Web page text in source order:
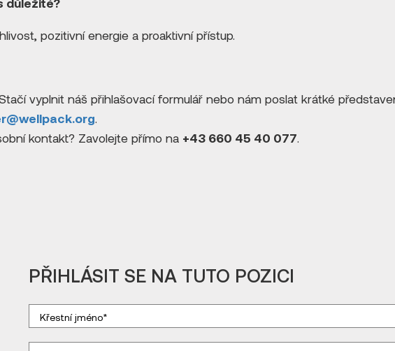
důležité?
pozitivní energie a proaktivní přístup.
vyplnit náš přihlašovací formulář nebo nám poslat krátké
.
kontakt? Zavolejte přímo na +43 660 45 40 077.
PŘIHLÁSIT SE NA TUTO POZICI